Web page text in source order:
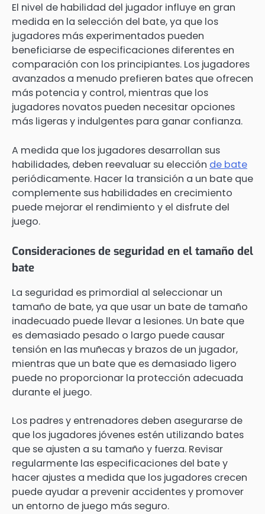
El nivel de habilidad del jugador influye en gran
medida en la selección del bate, ya que los
jugadores más experimentados pueden
beneficiarse de especificaciones diferentes en
comparación con los principiantes. Los jugadores
avanzados a menudo prefieren bates que ofrecen
más potencia y control, mientras que los
jugadores novatos pueden necesitar opciones
más ligeras y indulgentes para ganar confianza.
A medida que los jugadores desarrollan sus
habilidades, deben reevaluar su elección de bate
periódicamente. Hacer la transición a un bate que
complemente sus habilidades en crecimiento
puede mejorar el rendimiento y el disfrute del
juego.
Consideraciones de seguridad en el tamaño del
bate
La seguridad es primordial al seleccionar un
tamaño de bate, ya que usar un bate de tamaño
inadecuado puede llevar a lesiones. Un bate que
es demasiado pesado o largo puede causar
tensión en las muñecas y brazos de un jugador,
mientras que un bate que es demasiado ligero
puede no proporcionar la protección adecuada
durante el juego.
Los padres y entrenadores deben asegurarse de
que los jugadores jóvenes estén utilizando bates
que se ajusten a su tamaño y fuerza. Revisar
regularmente las especificaciones del bate y
hacer ajustes a medida que los jugadores crecen
puede ayudar a prevenir accidentes y promover
un entorno de juego más seguro.